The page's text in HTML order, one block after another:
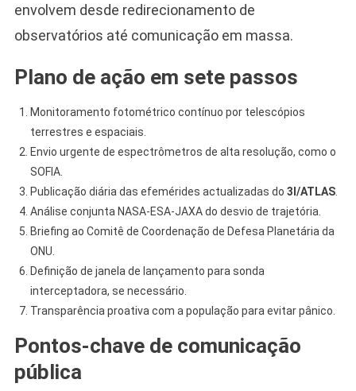
envolvem desde redirecionamento de
observatórios até comunicação em massa.
Plano de ação em sete passos
Monitoramento fotométrico contínuo por telescópios
terrestres e espaciais.
Envio urgente de espectrômetros de alta resolução, como o
SOFIA.
Publicação diária das efemérides actualizadas do 3I/ATLAS.
Análise conjunta NASA-ESA-JAXA do desvio de trajetória.
Briefing ao Comitê de Coordenação de Defesa Planetária da
ONU.
Definição de janela de lançamento para sonda
interceptadora, se necessário.
Transparência proativa com a população para evitar pânico.
Pontos-chave de comunicação
pública